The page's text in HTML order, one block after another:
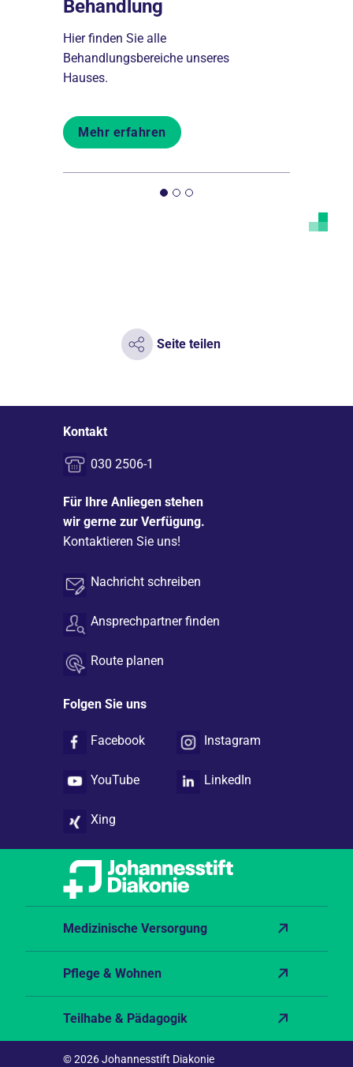
Behandlung
Hier finden Sie alle
Behandlungsbereiche unseres
Hauses.
Mehr erfahren
Seite teilen
Kontakt
030 2506-1
Für Ihre Anliegen stehen
wir gerne zur Verfügung.
Kontaktieren Sie uns!
Nachricht schreiben
Ansprechpartner finden
Route planen
Folgen Sie uns
Facebook Instagram
YouTube LinkedIn
Xing
Medizinische Versorgung
Pflege & Wohnen
Teilhabe & Pädagogik
© 2026 Johannesstift Diakonie